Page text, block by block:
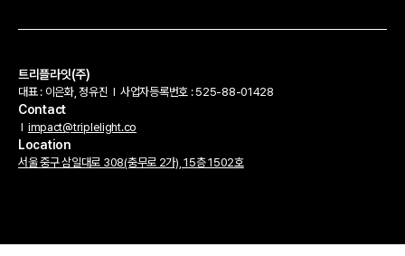
트리플라잇(주)
대표 : 이은화, 정유진 l 사업자등록번호 : 525-88-01428
Contact
l impact@triplelight.co
Location
서울 중구 삼일대로 308(충무로 2가), 15층 1502호